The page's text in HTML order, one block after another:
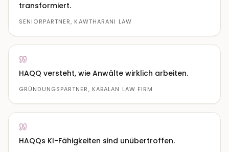
transformiert.
SENIORPARTNER, KAWTHARANI LAW
HAQQ versteht, wie Anwälte wirklich arbeiten.
GRÜNDUNGSPARTNER, KABALAN LAW FIRM
HAQQs KI-Fähigkeiten sind unübertroffen.